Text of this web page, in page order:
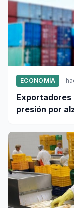
ECONOMÍA
presión por